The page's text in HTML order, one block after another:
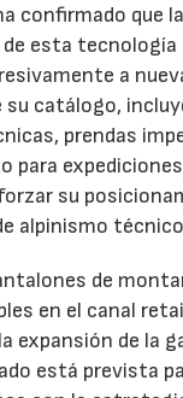
confirmado que la
esta tecnología
a
su catálogo,
prendas
para
su
alpinismo
de
en el canal
expansión de la
está prevista